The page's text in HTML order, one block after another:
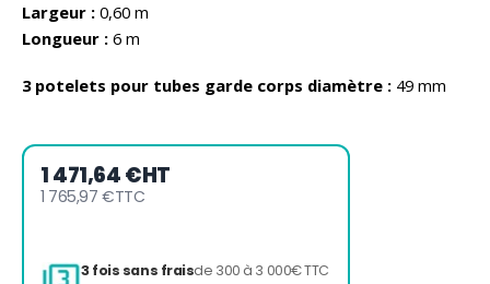
Largeur : 0,60 m
Longueur : 6 m
3 potelets pour tubes garde corps diamètre : 49 mm
1 471,64 €HT
1 765,97 €TTC